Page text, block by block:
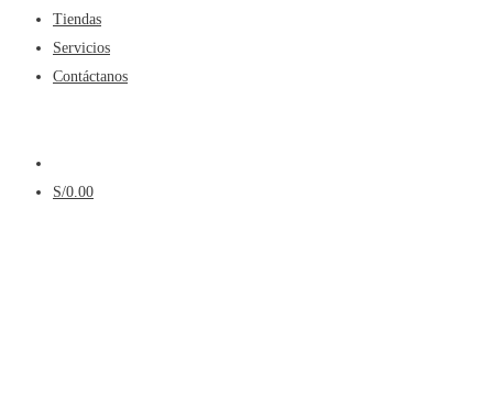
Tiendas
Servicios
Contáctanos
Menú
S/0.00